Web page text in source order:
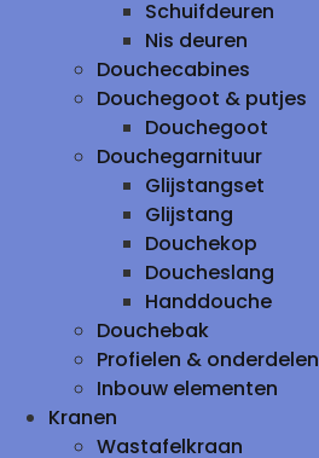
Schuifdeuren
Nis deuren
Douchecabines
Douchegoot & putjes
Douchegoot
Douchegarnituur
Glijstangset
Glijstang
Douchekop
Doucheslang
Handdouche
Douchebak
Profielen & onderdelen
Inbouw elementen
Kranen
Wastafelkraan